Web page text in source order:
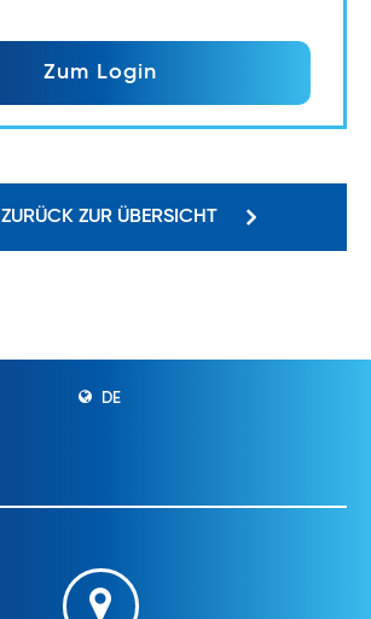
Zum Login
ZURÜCK ZUR ÜBERSICHT
DE